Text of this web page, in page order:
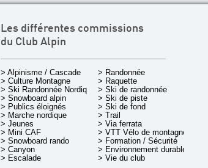
Les différentes commissions
du Club Alpin
> Alpinisme / Cascade
> Culture Montagne
> Ski Randonnée Nordique
> Snowboard alpin
> Publics éloignés
> Marche nordique
> Jeunes
> Mini CAF
> Snowboard rando
> Canyon
> Escalade
> Randonnée
> Raquette
> Ski de randonnée
> Ski de piste
> Ski de fond
> Trail
> Via ferrata
> VTT Vélo de montagne
> Formation / Sécurité
> Environnement durable
> Vie du club